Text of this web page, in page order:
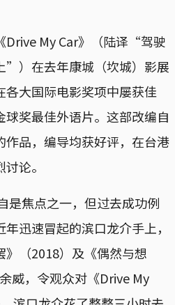
Drive My Car》（陆译“驾驶
）在去年康城（坎城）影展
大国际电影奖项中屡获佳
奖最佳外语片。这部改编自
品，编导均获好评，在台港
论。
是焦点之一，但过去成功例
迅速冒起的滨口龙介手上，
（2018）及《偶然与想
威，令观众对《Drive My